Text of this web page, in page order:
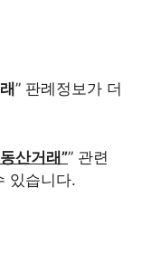
” 판례정보가 더
산거래”” 관련
있습니다.